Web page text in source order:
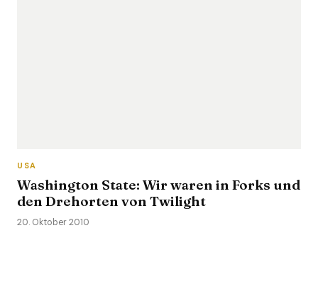
USA
Washington State: Wir waren in Forks und
den Drehorten von Twilight
20. Oktober 2010